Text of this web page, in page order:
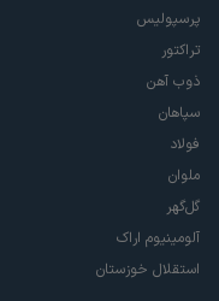
پرسپولیس
تراکتور
ذوب آهن
سپاهان
فولاد
ملوان
گل‌گهر
آلومینیوم اراک
استقلال خوزستان